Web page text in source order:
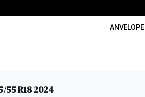
55 R18 2024